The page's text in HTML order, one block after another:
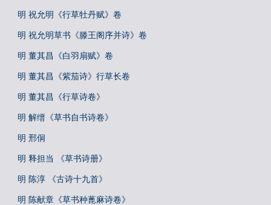
明 祝允明《行草牡丹赋》卷
明 祝允明草书《滕王阁序并诗》卷
明 董其昌《白羽扇赋》卷
明 董其昌《紫茄诗》行草长卷
明 董其昌《行草诗卷》
明 解缙《草书自书诗卷》
明 邢侗
明 释担当 《草书诗册》
明 陈淳 《古诗十九首》
明 陈献章《草书种蓖麻诗卷》